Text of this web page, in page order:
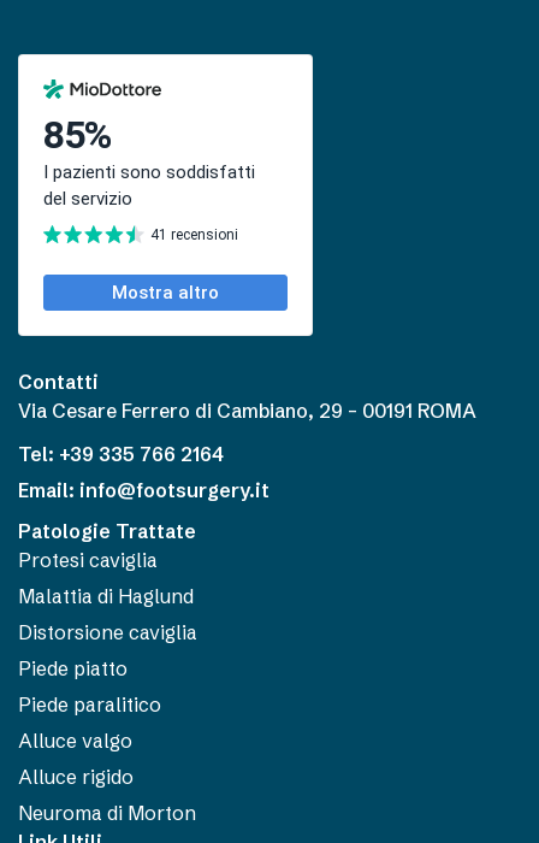
Contatti
Via Cesare Ferrero di Cambiano, 29 – 00191 ROMA
Tel: +39 335 766 2164
Email: info@footsurgery.it
Patologie Trattate
Protesi caviglia
Malattia di Haglund
Distorsione caviglia
Piede piatto
Piede paralitico
Alluce valgo
Alluce rigido
Neuroma di Morton